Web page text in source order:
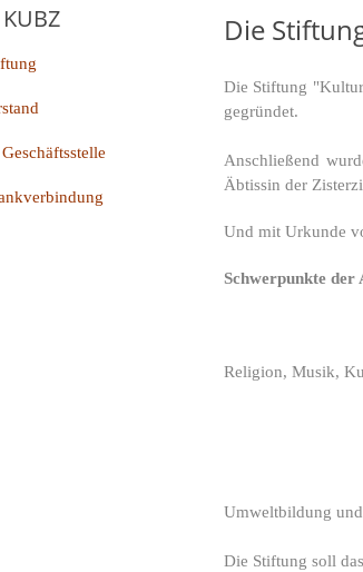
Die
Die Stiftung
gegründet.
Anschließend
Äbtissin der
Und mit Urkunde
Schwerpunkte der
Religion, Musik,
Umweltbildung
Die Stiftung soll